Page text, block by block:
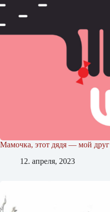
Мамочка, этот дядя — мой друг
12. апреля, 2023